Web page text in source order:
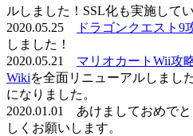
ルしました！SSL化も実施してい
2020.05.25
ドラゴンクエスト9
しました！
2020.05.21 マリオカートWii攻
Wikiを全面リニューアルしまし
になりました。
2020.01.01 あけましておめで
しくお願いします。